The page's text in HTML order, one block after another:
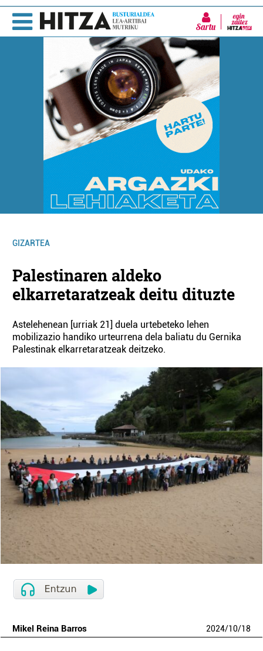
Sartu
GIZARTEA
Palestinaren aldeko
elkarretaratzeak deitu dituzte
Astelehenean [urriak 21] duela urtebeteko lehen
mobilizazio handiko urteurrena dela baliatu du Gernika
Palestinak elkarretaratzeak deitzeko.
Mikel Reina Barros 2024/10/18